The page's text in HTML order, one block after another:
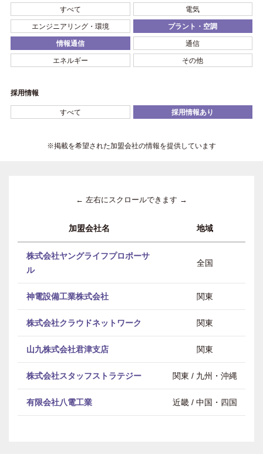
すべて 電気
エンジニアリング・環境 プラント・空調
情報通信 通信
エネルギー その他
採用情報
すべて 採用情報あり
※掲載を希望された加盟会社の情報を提供しています
← 左右にスクロールできます →
加盟会社名 地域
株式会社ヤングライフプロポーサ
ル
全国
神電設備工業株式会社 関東
株式会社クラウドネットワーク 関東
山九株式会社君津支店 関東
株式会社スタッフストラテジー 関東 / 九州・沖縄
有限会社八電工業 近畿 / 中国・四国